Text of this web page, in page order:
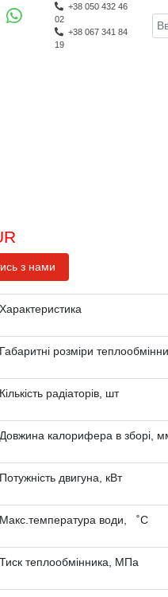
+38 050 432 46
02
+38 067 341 84
19
з нами
Характеристика
Габаритні розміри
Кількість радіаторів, шт
Довжина калорифера в зборі,
Потужність двигуна, кВт
Макс.температура води, ˚С
Тиск теплообмінника, МПа